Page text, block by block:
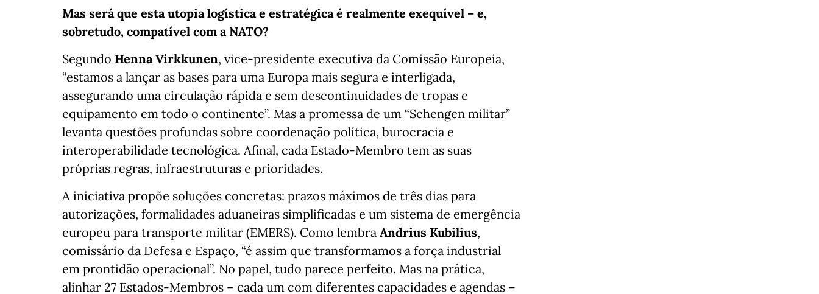
Mas será que esta utopia logística e estratégica é realmente exequível – e,
sobretudo, compatível com a NATO?
Segundo Henna Virkkunen, vice-presidente executiva da Comissão Europeia,
“estamos a lançar as bases para uma Europa mais segura e interligada,
assegurando uma circulação rápida e sem descontinuidades de tropas e
equipamento em todo o continente”. Mas a promessa de um “Schengen militar”
levanta questões profundas sobre coordenação política, burocracia e
interoperabilidade tecnológica. Afinal, cada Estado-Membro tem as suas
próprias regras, infraestruturas e prioridades.
A iniciativa propõe soluções concretas: prazos máximos de três dias para
autorizações, formalidades aduaneiras simplificadas e um sistema de emergência
europeu para transporte militar (EMERS). Como lembra Andrius Kubilius,
comissário da Defesa e Espaço, “é assim que transformamos a força industrial
em prontidão operacional”. No papel, tudo parece perfeito. Mas na prática,
alinhar 27 Estados-Membros – cada um com diferentes capacidades e agendas –